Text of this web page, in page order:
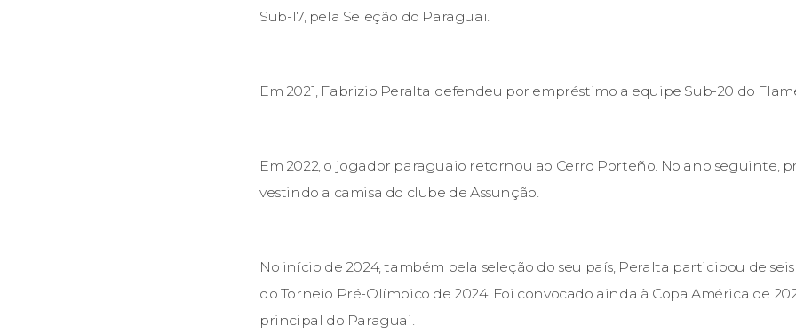
Sub-17, pela Seleção do Paraguai.
Em 2021, Fabrizio Peralta defendeu por empréstimo a equipe Sub-20 do
Em 2022, o jogador paraguaio retornou ao Cerro Porteño. No ano seguinte,
vestindo a camisa do clube de Assunção.
No início de 2024, também pela seleção do seu país, Peralta participou de
do Torneio Pré-Olímpico de 2024. Foi convocado ainda à Copa América de
principal do Paraguai.